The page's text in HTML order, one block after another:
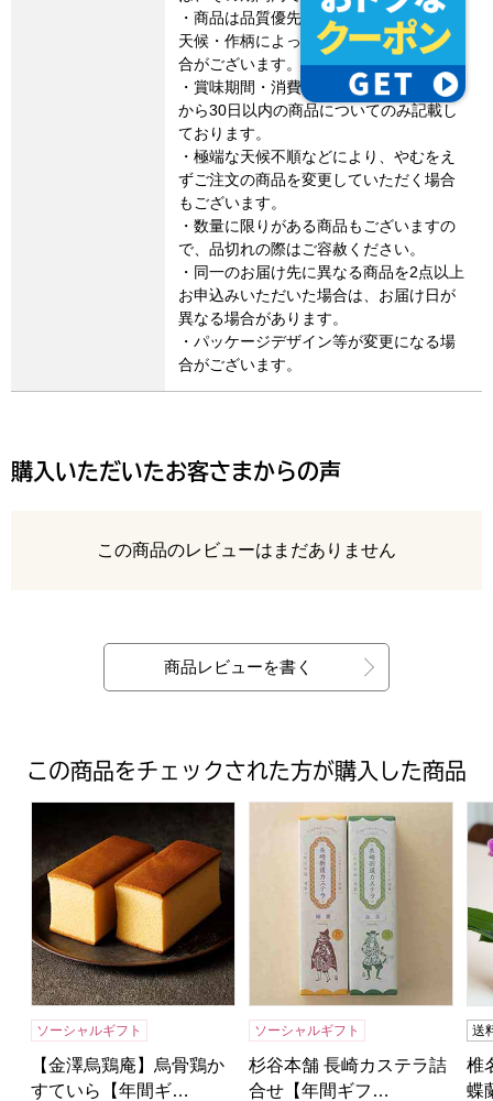
・商品は品質優先でお届けしますので、
天候・作柄によってお届け日が遅れる場
合がございます。
・賞味期間・消費期限は、製造・加工日
から30日以内の商品についてのみ記載し
ております。
・極端な天候不順などにより、やむをえ
ずご注文の商品を変更していただく場合
もございます。
・数量に限りがある商品もございますの
で、品切れの際はご容赦ください。
・同一のお届け先に異なる商品を2点以上
お申込みいただいた場合は、お届け日が
異なる場合があります。
・パッケージデザイン等が変更になる場
合がございます。
購入いただいたお客さまからの声
レビュー
この商品のレビューはまだありません
商品レビューを書く
この商品をチェックされた方が購入した商品
【金澤烏鶏庵】烏骨鶏かすていら【年間ギフト】
ソーシャルギフト
【金澤烏鶏庵】烏骨鶏か
すていら【年間ギ…
杉谷本舗 長崎カステラ詰合せ
ソーシャルギフト
杉谷本舗 長崎カステラ詰
合せ【年間ギフ…
送
椎
蝶